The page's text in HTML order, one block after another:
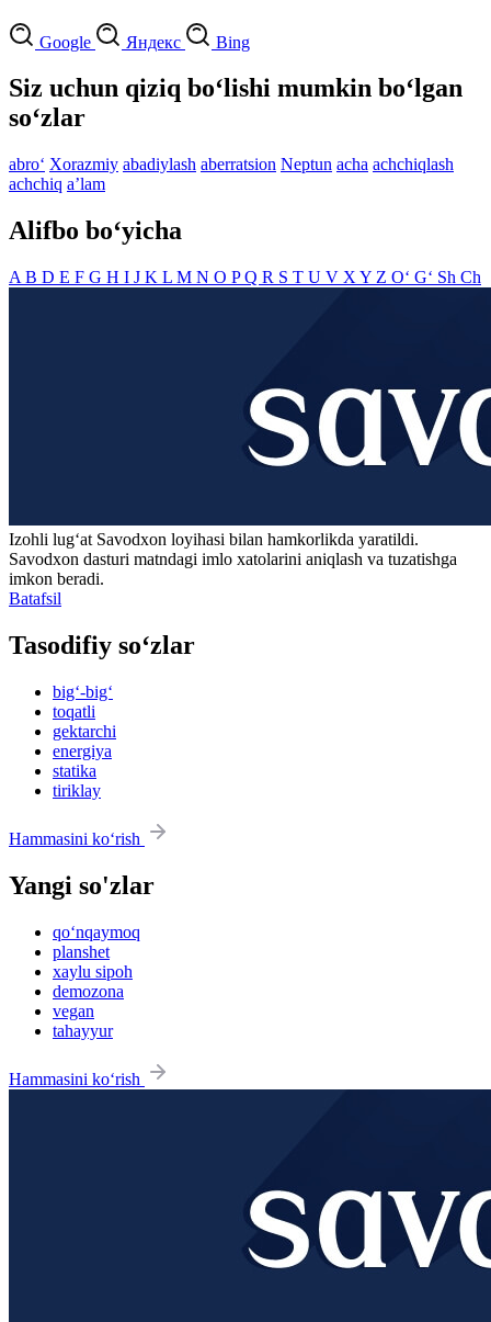
Google Яндекс Bing
Siz uchun qiziq bo‘lishi mumkin bo‘lgan
so‘zlar
abro‘ Xorazmiy abadiylash aberratsion Neptun acha achchiqlash
achchiq aʼlam
Alifbo bo‘yicha
A B D E F G H I J K L M N O PQ R S T U V X Y Z O‘ G‘ Sh Ch
Izohli lugʻat Savodxon loyihasi bilan hamkorlikda yaratildi.
Savodxon dasturi matndagi imlo xatolarini aniqlash va tuzatishga
imkon beradi.
Batafsil
Tasodifiy so‘zlar
big‘-big‘
toqatli
gektarchi
energiya
statika
tiriklay
Hammasini ko‘rish
Yangi so'zlar
qo‘nqaymoq
planshet
xaylu sipoh
demozona
vegan
tahayyur
Hammasini ko‘rish